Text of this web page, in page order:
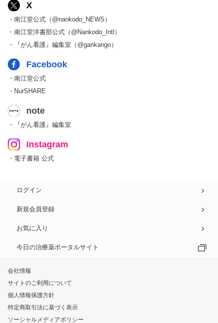
X
・南江堂公式（@nankodo_NEWS）
・南江堂洋書部公式（@Nankodo_Intl）
・『がん看護』編集室（@gankango）
Facebook
・南江堂公式
・NurSHARE
note
・『がん看護』編集室
Instagram
・電子書籍 公式
ログイン
新規会員登録
お気に入り
今日の治療薬ポータルサイト
会社情報
サイトのご利用について
個人情報保護方針
特定商取引法に基づく表示
ソーシャルメディアポリシー